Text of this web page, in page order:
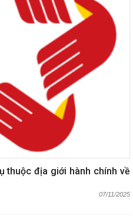
thuộc địa giới hành chính về
07/11/2025